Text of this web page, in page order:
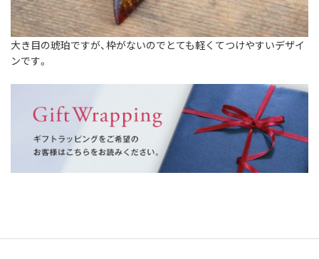
大き目の琥珀ですが、枠がないのでとても軽くてつけやすいデザイ
ンです。